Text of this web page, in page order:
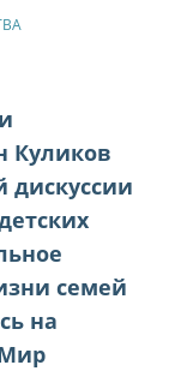
Куликов
дискуссии
семей
на